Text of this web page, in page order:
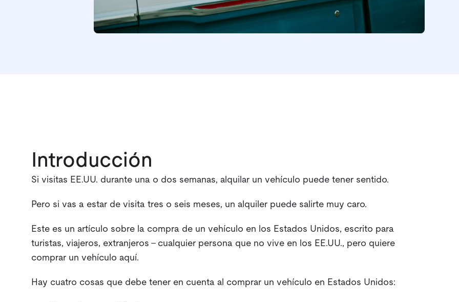
Introducción
‍Si visitas EE.UU. durante una o dos semanas, alquilar un vehículo puede tener sentido.
‍Pero si vas a estar de visita tres o seis meses, un alquiler puede salirte muy caro.
Este es un artículo sobre la compra de un vehículo en los Estados Unidos, escrito para
turistas, viajeros, extranjeros - cualquier persona que no vive en los EE.UU., pero quiere
comprar un vehículo aquí.
Hay cuatro cosas que debe tener en cuenta al comprar un vehículo en Estados Unidos: